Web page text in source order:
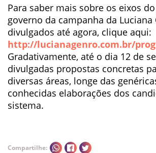
Para saber mais sobre os eixos
governo da campanha da Luciana
divulgados até agora, clique aqui:
http://lucianagenro.com.br/
Gradativamente, até o dia 12 de
divulgadas propostas concretas
diversas áreas, longe das
conhecidas elaborações dos
sistema.
Compartilhe: